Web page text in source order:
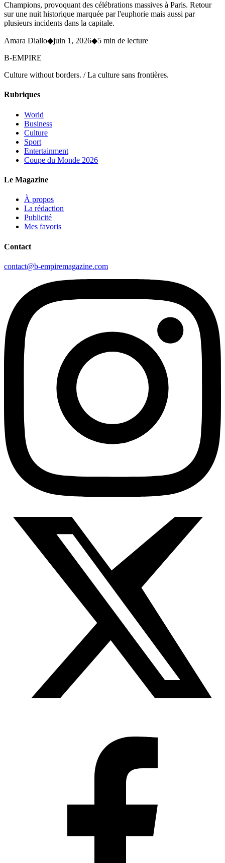
Champions, provoquant des célébrations massives à Paris. Retour
sur une nuit historique marquée par l'euphorie mais aussi par
plusieurs incidents dans la capitale.
Amara Diallo◆juin 1, 2026◆5 min de lecture
B-EMPIRE
Culture without borders. / La culture sans frontières.
Rubriques
World
Business
Culture
Sport
Entertainment
Coupe du Monde 2026
Le Magazine
À propos
La rédaction
Publicité
Mes favoris
Contact
contact@b-empiremagazine.com